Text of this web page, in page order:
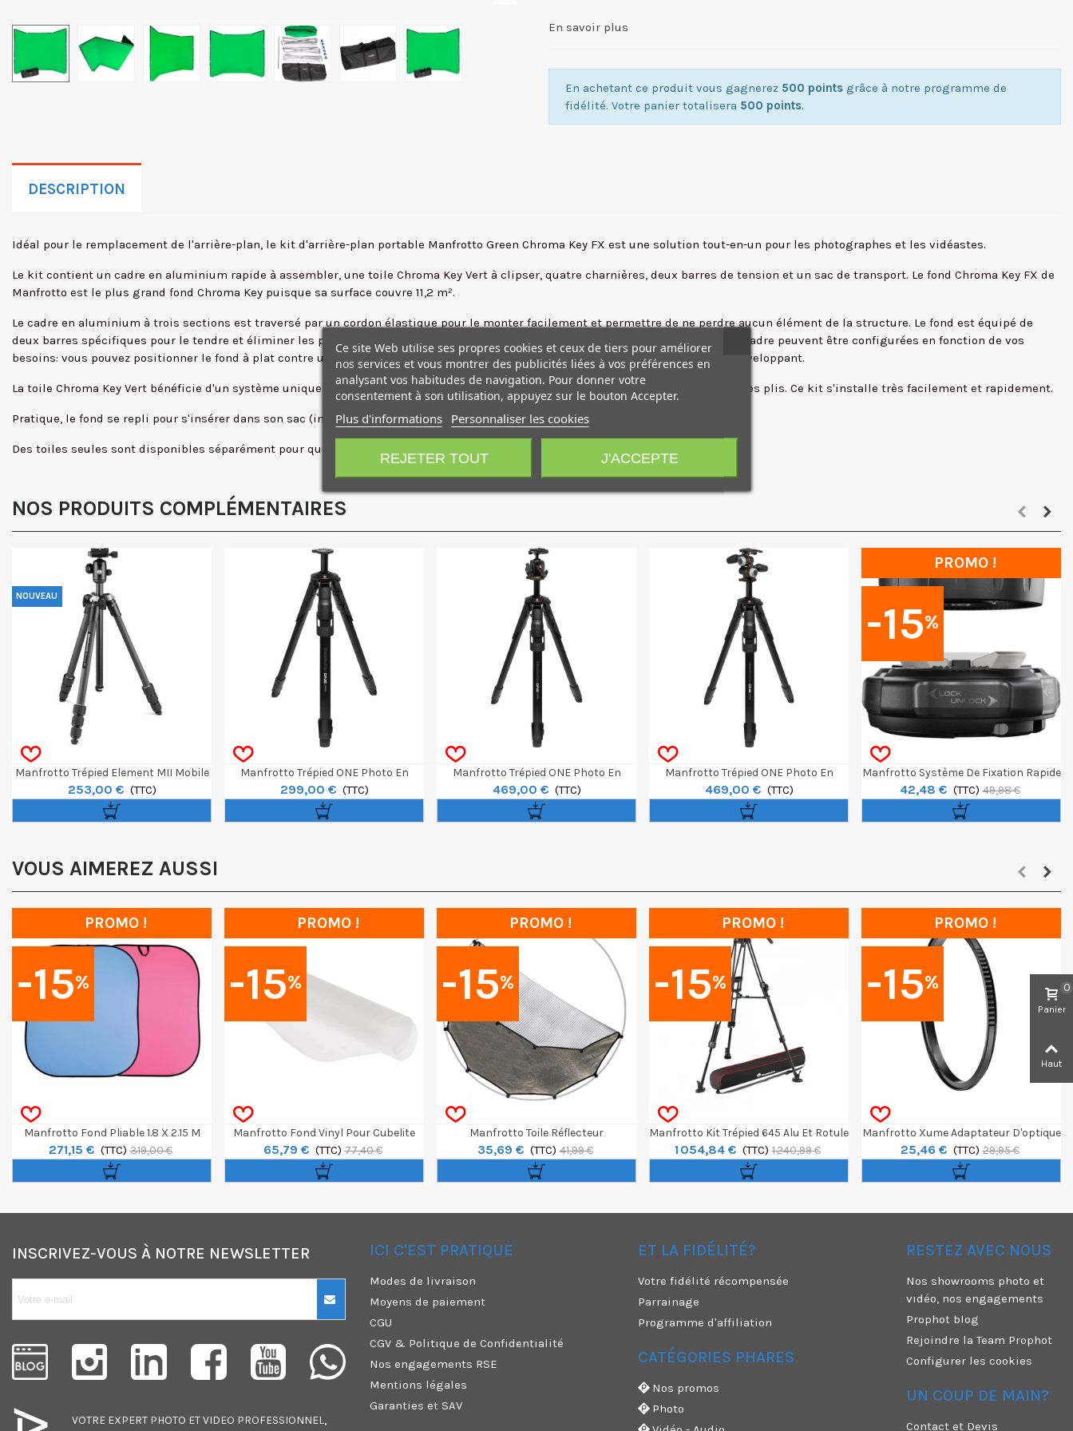
En savoir plus
En achetant ce produit vous gagnerez 500 points grâce à notre programme de
fidélité. Votre panier totalisera 500 points.
DESCRIPTION
Idéal pour le remplacement de l'arrière-plan, le kit d'arrière-plan portable Manfrotto Green Chroma Key FX est une solution tout-en-un pour les photographes et les vidéastes.
Le kit contient un cadre en aluminium rapide à assembler, une toile Chroma Key Vert à clipser, quatre charnières, deux barres de tension et un sac de transport. Le fond Chroma Key FX de
Manfrotto est le plus grand fond Chroma Key puisque sa surface couvre 11,2 m².
Le cadre en aluminium à trois sections est traversé par un cordon élastique pour le monter facilement et permettre de ne perdre aucun élément de la structure. Le fond est équipé de
deux barres spécifiques pour le tendre et éliminer les plis afin de faciliter l'incrustation en post-production. Les trois sections du cadre peuvent être configurées en fonction de vos
besoins: vous pouvez positionner le fond à plat contre un mur ou replier les sections latérales vers lintérieur pour créer un effet enveloppant.
La toile Chroma Key Vert bénéficie d'un système unique de fixation qui permet de la clipser directement sur le cadre en éliminant les plis. Ce kit s'installe très facilement et rapidement.
Pratique, le fond se repli pour s'insérer dans son sac (inclus) pour prendre une dimension facile à transporter (103 x 30 cm).
Des toiles seules sont disponibles séparément pour que vous puissiez alterner entre un fond Chroma Key vert et Chroma Key bleu.
NOS PRODUITS COMPLÉMENTAIRES
NOUVEAU
Manfrotto Trépied Element MII Mobile
Noir 4 Sections BH1
253,00 € (TTC)
Manfrotto Trépied ONE Photo En
Aluminium
299,00 € (TTC)
Manfrotto Trépied ONE Photo En
Aluminium Avec Rotule Ball XPro
469,00 € (TTC)
Manfrotto Trépied ONE Photo En
Aluminium Avec Rotule 3D Xpro
469,00 € (TTC)
-15%
PROMO !
Manfrotto Système De Fixation Rapide
XChange Avec Plateau
42,48 € (TTC) 49,98 €
VOUS AIMEREZ AUSSI
-15%
PROMO !
Manfrotto Fond Pliable 1.8 X 2.15 M
Blue / Pink
271,15 € (TTC) 319,00 €
-15%
PROMO !
Manfrotto Fond Vinyl Pour Cubelite
120cm
65,79 € (TTC) 77,40 €
-15%
PROMO !
Manfrotto Toile Réflecteur
HaloCompact 82cm Sunlite / Soft
Silver
35,69 € (TTC) 41,99 €
-15%
PROMO !
Manfrotto Kit Trépied 645 Alu Et Rotule
Vidéo Fluide 504X
1 054,84 € (TTC) 1 240,99 €
-15%
PROMO !
Manfrotto Xume Adaptateur D'optique
49mm
25,46 € (TTC) 29,95 €
INSCRIVEZ-VOUS À NOTRE NEWSLETTER
VOTRE EXPERT PHOTO ETVIDEO PROFESSIONNEL,
ICI C'EST PRATIQUE
Modes de livraison
Moyens de paiement
CGU
CGV & Politique de Confidentialité
Nos engagements RSE
Mentions légales
Garanties et SAV
ET LA FIDÉLITÉ?
Votre fidélité récompensée
Parrainage
Programme d'affiliation
CATÉGORIES PHARES
Nos promos
Photo
RESTEZ AVEC NOUS
Nos showrooms photo et
vidéo, nos engagements
Prophot blog
Rejoindre la Team Prophot
Configurer les cookies
UN COUP DE MAIN?
Contact et Devis
Ce site Web utilise ses propres cookies et ceux de tiers pour améliorer
nos services et vous montrer des publicités liées à vos préférences en
analysant vos habitudes de navigation. Pour donner votre
consentement à son utilisation, appuyez sur le bouton Accepter.
Plus d'informations Personnaliser les cookies
REJETER TOUT J'ACCEPTE
Panier
0
Haut
10€ OFFERTS sur
votre premier
achat !
Consultez notre politique de